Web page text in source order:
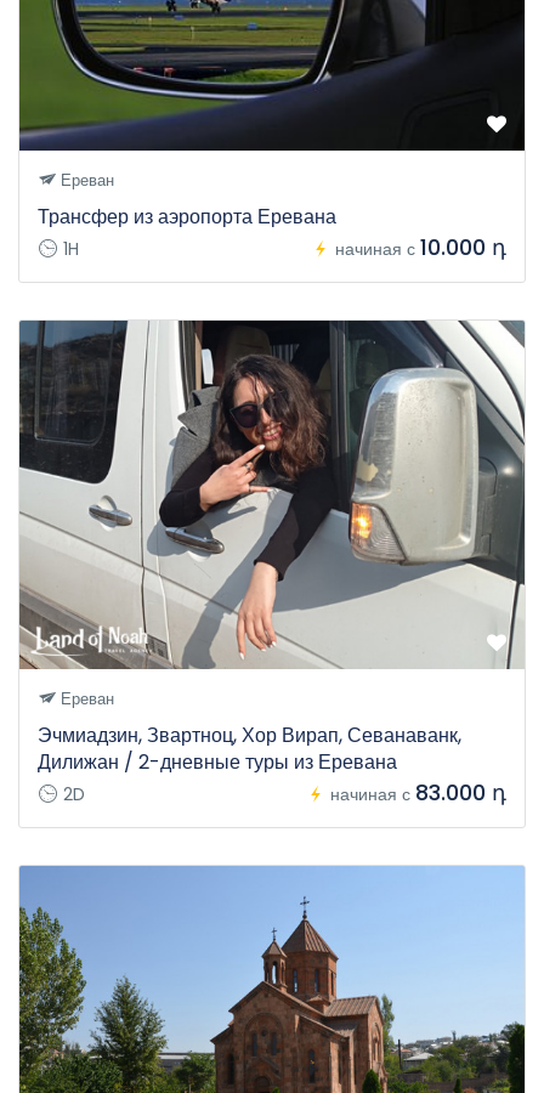
Ереван
Трансфер из аэропорта Еревана
1H начиная с 10.000 դ
Ереван
Эчмиадзин, Звартноц, Хор Вирап, Севанаванк,
Дилижан / 2-дневные туры из Еревана
2D начиная с 83.000 դ